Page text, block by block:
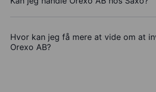
Hvor kan jeg få mere at vide om at
Orexo AB?